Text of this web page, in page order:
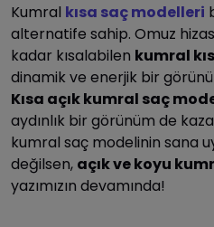
Kumral kısa saç modelleri
alternatife sahip. Omuz
kadar kısalabilen kumral
dinamik ve enerjik bir
Kısa açık kumral saç
aydınlık bir görünüm de
kumral saç modelinin sana
değilsen, açık ve koyu
yazımızın devamında!